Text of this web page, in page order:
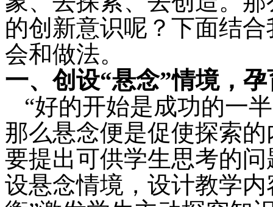
的创新意识呢？下面结
会和做法。
一、创设“悬念”情境，
“好的开始是成功的一
那么悬念便是促使探索
要提出可供学生思考的
设悬念情境，设计教学